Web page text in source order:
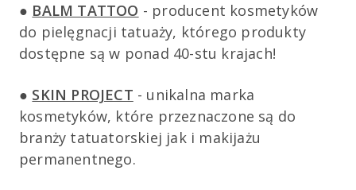
● BALM TATTOO - producent kosmetyków
do pielęgnacji tatuaży, którego produkty
dostępne są w ponad 40-stu krajach!
● SKIN PROJECT - unikalna marka
kosmetyków, które przeznaczone są do
branży tatuatorskiej jak i makijażu
permanentnego.